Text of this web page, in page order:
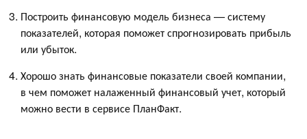
Построить финансовую модель бизнеса — систему
показателей, которая поможет спрогнозировать прибыль
или убыток.
Хорошо знать финансовые показатели своей компании,
в чем поможет налаженный финансовый учет, который
можно вести в сервисе ПланФакт.